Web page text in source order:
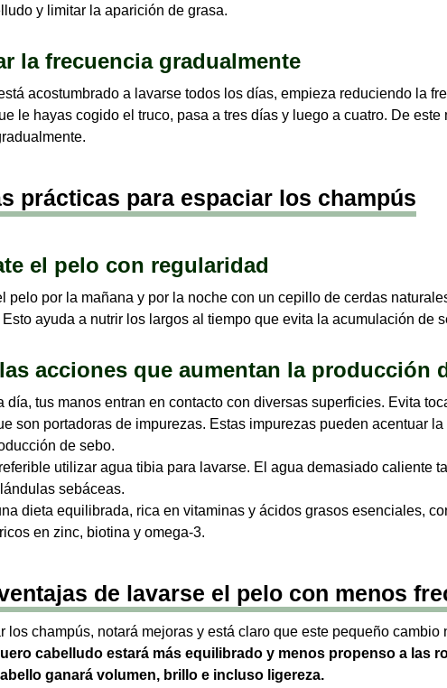
y limitar la aparición de grasa.
la frecuencia gradualmente
acostumbrado a lavarse todos los días, empieza reduciendo la
le hayas cogido el truco, pasa a tres días y luego a cuatro. De
prácticas para espaciar los champús
el pelo con regularidad
pelo por la mañana y por la noche con un cepillo de cerdas
ayuda a nutrir los largos al tiempo que evita la acumulación de
acciones que aumentan la producción
día, tus manos entran en contacto con diversas superficies. Evita
son portadoras de impurezas. Estas impurezas pueden acentuar
de sebo.
utilizar agua tibia para lavarse. El agua demasiado caliente
sebáceas.
dieta equilibrada, rica en vitaminas y ácidos grasos esenciales,
en zinc, biotina y omega-3.
de lavarse el pelo con menos
los champús, notará mejoras y está claro que este pequeño cambio
cabelludo estará más equilibrado y menos propenso a las
ganará volumen, brillo e incluso ligereza.